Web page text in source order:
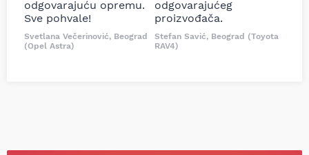
odgovarajuću opremu.
Sve pohvale!
Svetlana Večerinović, Beograd
(Opel Astra)
odgovarajućeg
proizvođača.
Stefan Savić, Beograd (Toyota
RAV4)